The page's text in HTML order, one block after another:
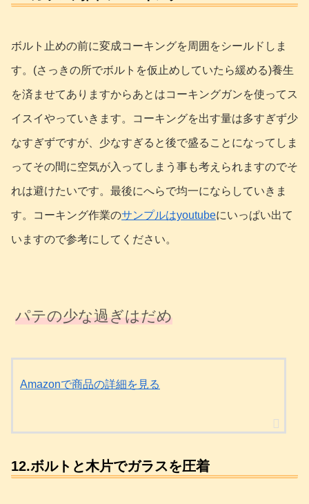
ボルト止めの前に変成コーキングを周囲をシールドしま
す。(さっきの所でボルトを仮止めしていたら緩める)養生
を済ませてありますからあとはコーキングガンを使ってス
イスイやっていきます。コーキングを出す量は多すぎず少
なすぎずですが、少なすぎると後で盛ることになってしま
ってその間に空気が入ってしまう事も考えられますのでそ
れは避けたいです。最後にへらで均一にならしていきま
す。コーキング作業のサンプルはyoutubeにいっぱい出て
いますので参考にしてください。
パテの少な過ぎはだめ
Amazonで商品の詳細を見る
12.ボルトと木片でガラスを圧着